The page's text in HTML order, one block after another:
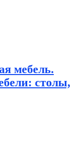
мебель.
столы,